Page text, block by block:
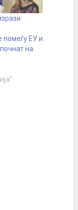
помеѓу ЕУ и
на